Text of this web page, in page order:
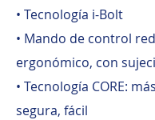
• Tecnología i-Bolt
• Mando de control
ergonómico, con
• Tecnología CORE:
segura, fácil